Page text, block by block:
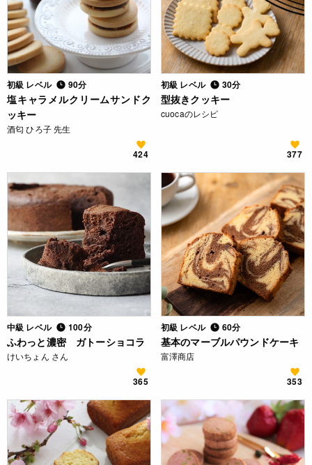
初級 レベル 90分
塩キャラメルクリームサンドク
ッキー
酒匂 ひろ子 先生
424
初級 レベル 30分
型抜きクッキー
cuocaのレシピ
377
中級 レベル 100分
ふわっと濃密 ガトーショコラ
けいちょん さん
365
初級 レベル 60分
基本のマーブルパウンドケーキ
富澤商店
353